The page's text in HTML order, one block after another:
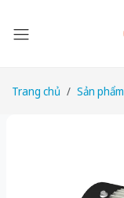
Trang chủ Sản phẩm